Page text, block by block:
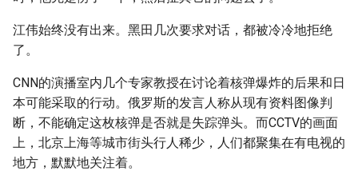
江伟始终没有出来。黑田几次要求对话，都被冷冷地拒绝
了。
CNN的演播室内几个专家教授在讨论着核弹爆炸的后果和日
本可能采取的行动。俄罗斯的发言人称从现有资料图像判
断，不能确定这枚核弹是否就是失踪弹头。而CCTV的画面
上，北京上海等城市街头行人稀少，人们都聚集在有电视的
地方，默默地关注着。